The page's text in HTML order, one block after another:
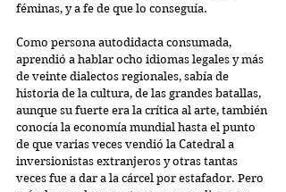
féminas, y a fe de que lo conseguía.
Como persona autodidacta consumada,
aprendió a hablar ocho idiomas legales y más
de veinte dialectos regionales, sabía de
historia de la cultura, de las grandes batallas,
aunque su fuerte era la crítica al arte, también
conocía la economía mundial hasta el punto
de que varias veces vendió la Catedral a
inversionistas extranjeros y otras tantas
veces fue a dar a la cárcel por estafador. Pero